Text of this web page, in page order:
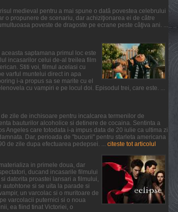
medieval pentru a mai spune o dată povestea celebrului
o propunere de scenariu, dar achiziţionarea ei de către
poveste de dragoste pe ecrane peste câţiva ani. ...
saptamana primul loc este
incasarilor celui de-al treilea film
Stiti voi, filmul acelasi cu
varful muntelui direct in apa
i-a propus sa se marite cu el
cu vampiri e pe locul doi. Episodul trei, care este. ...
zile de inchisoare pentru incalcarea termenilor de
bauturilor alcoholice si detinere de cocaina. Sentinta a
Angeles care totodata i-a impus data de 20 iulie ca ultima zi
Dar, perioada de "bucurii" pentru starleta americana
de zile dupa efectuarea pedepsei. ... citeste tot articolul
in primele doua, dar
ducand incasarile filmului
datorita proastei lansari a filmului,
si se uita la parade si
un varcolac si o muritoare de
varcolacii puternici si o noua
ea fiind tinat Victoriei, o